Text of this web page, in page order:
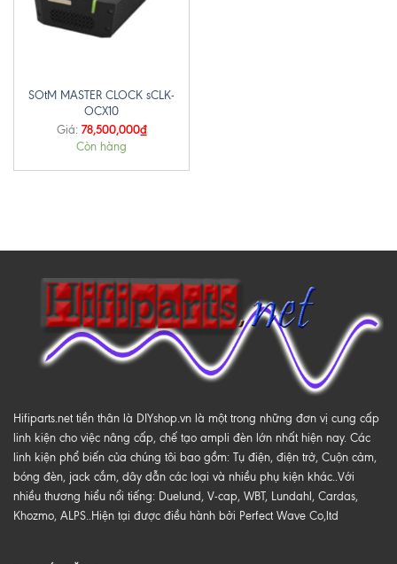
SOtM MASTER CLOCK sCLK-
OCX10
Giá: 78,500,000₫
Còn hàng
Hifiparts.net tiền thân là DIYshop.vn là một trong những đơn vị cung cấp
linh kiện cho việc nâng cấp, chế tạo ampli đèn lớn nhất hiện nay. Các
linh kiện phổ biến của chúng tôi bao gồm: Tụ điện, điện trở, Cuộn cảm,
bóng đèn, jack cắm, dây dẫn các loại và nhiều phụ kiện khác..Với
nhiều thương hiểu nổi tiếng: Duelund, V-cap, WBT, Lundahl, Cardas,
Khozmo, ALPS..Hiện tại được điều hành bởi Perfect Wave Co,ltd